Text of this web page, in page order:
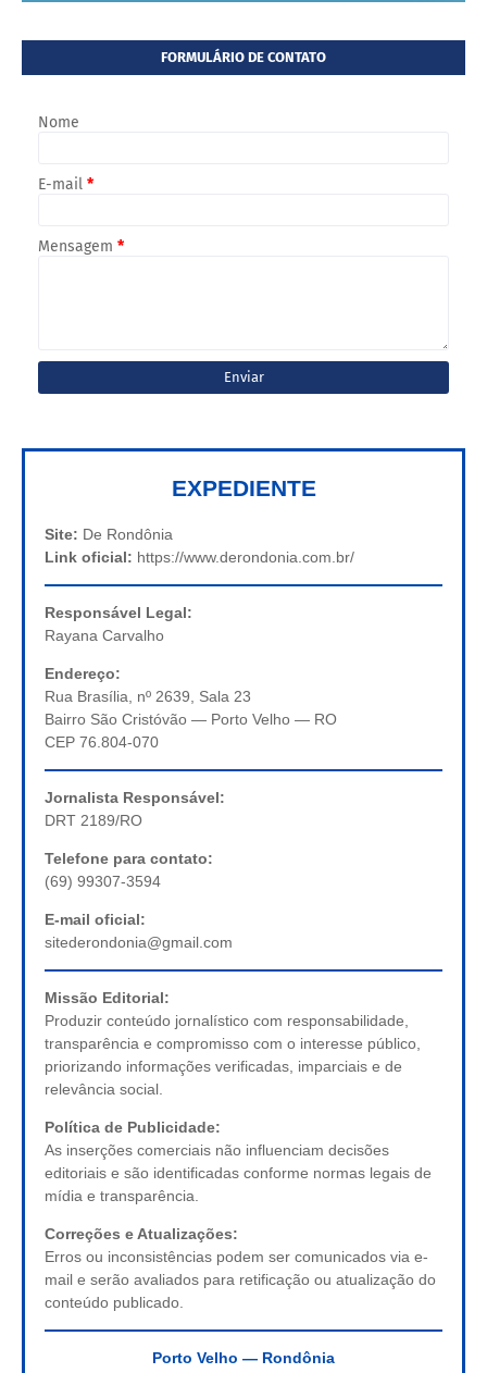
FORMULÁRIO DE CONTATO
Nome
E-mail *
Mensagem *
EXPEDIENTE
Site: De Rondônia
Link oficial: https://www.derondonia.com.br/
Responsável Legal:
Rayana Carvalho
Endereço:
Rua Brasília, nº 2639, Sala 23
Bairro São Cristóvão — Porto Velho — RO
CEP 76.804-070
Jornalista Responsável:
DRT 2189/RO
Telefone para contato:
(69) 99307-3594
E-mail oficial:
sitederondonia@gmail.com
Missão Editorial:
Produzir conteúdo jornalístico com responsabilidade,
transparência e compromisso com o interesse público,
priorizando informações verificadas, imparciais e de
relevância social.
Política de Publicidade:
As inserções comerciais não influenciam decisões
editoriais e são identificadas conforme normas legais de
mídia e transparência.
Correções e Atualizações:
Erros ou inconsistências podem ser comunicados via e-
mail e serão avaliados para retificação ou atualização do
conteúdo publicado.
Porto Velho — Rondônia